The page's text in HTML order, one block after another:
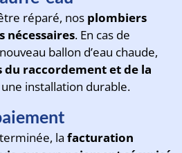
réparé, nos plombiers
nécessaires. En cas de
ballon d’eau chaude,
du raccordement et de la
installation durable.
la facturation